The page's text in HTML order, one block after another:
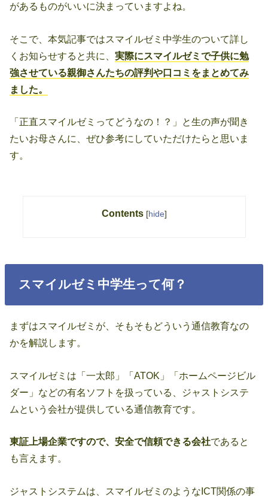
があるものがいいに決まっていますよね。
そこで、本気記事ではスマイルゼミ中学生のついて詳し
くお知らせすると共に、実際にスマイルゼミで子供に勉
強させている親御さんたちの評判や口コミをまとめてみ
ました。
「正直スマイルゼミってどうなの！？」と生の声が聞き
たいお母さんに、ぜひ参考にしていただけたらと思いま
す。
Contents [hide]
スマイルゼミ中学生って何？
まずはスマイルゼミが、そもそもどういう通信教育なの
かを解説します。
スマイルゼミは「一太郎」「ATOK」「ホームページビル
ダー」などの有名ソフトを扱っている、ジャストシステ
ムという会社が提供している通信教育です。
東証上場企業ですので、安全で信頼できる会社であると
も言えます。
ジャストシステムは、スマイルゼミのようなICT関係の事